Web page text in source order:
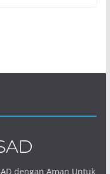
dengan Aman Untuk